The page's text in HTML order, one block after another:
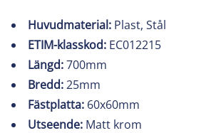
Huvudmaterial: Plast, Stål
ETIM-klasskod: EC012215
Längd:700mm
Bredd:25mm
Fästplatta: 60x60mm
Utseende: Matt krom